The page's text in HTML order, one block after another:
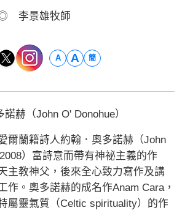
李景雄牧師
A A 簡
（John O' Donohue）
蘭籍詩人約翰．奧多諾赫（John
）富詩意而帶有神祕主義的作
主教神父，後來全心致力寫作及講
作。奧多諾赫的成名作Anam Cara，
屬靈氣質（Celtic spirituality）的作